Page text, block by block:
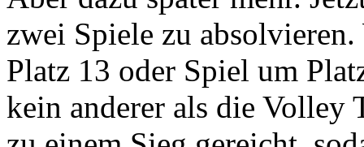
zwei Spiele zu
Platz 13 oder Spiel um
kein anderer als die Volley